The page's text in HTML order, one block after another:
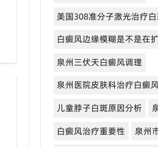
美国308准分子激光治疗
白癜风边缘模糊是不是在
泉州三伏天白癜风调理
泉州医院皮肤科治疗白癜
儿童脖子白斑原因分析
白癜风治疗重要性
泉州